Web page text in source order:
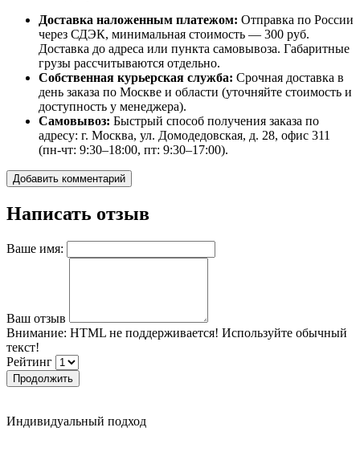
Доставка наложенным платежом: Отправка по России
через СДЭК, минимальная стоимость — 300 руб.
Доставка до адреса или пункта самовывоза. Габаритные
грузы рассчитываются отдельно.
Собственная курьерская служба: Срочная доставка в
день заказа по Москве и области (уточняйте стоимость и
доступность у менеджера).
Самовывоз: Быстрый способ получения заказа по
адресу: г. Москва, ул. Домодедовская, д. 28, офис 311
(пн-чт: 9:30–18:00, пт: 9:30–17:00).
Добавить комментарий
Написать отзыв
Ваше имя:
Ваш отзыв
Внимание: HTML не поддерживается! Используйте обычный
текст!
Рейтинг
Продолжить
Индивидуальный подход